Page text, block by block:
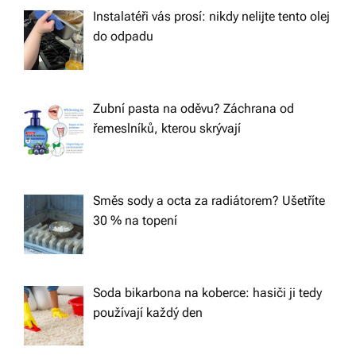
Instalatéři vás prosí: nikdy nelijte tento olej
do odpadu
Zubní pasta na oděvu? Záchrana od
řemeslníků, kterou skrývají
Směs sody a octa za radiátorem? Ušetříte
30 % na topení
Soda bikarbona na koberce: hasiči ji tedy
používají každý den